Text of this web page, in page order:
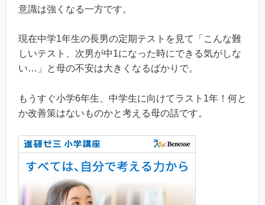
意識は強くなる一方です。
現在中学1年生の長男の定期テストを見て「こんな難
しいテスト、次男が中1になった時にできる気がしな
い…」と母の不安は大きくなるばかりで。
もうすぐ小学6年生、中学生に向けてラスト1年！何と
か改善策はないものかと考える母の話です。